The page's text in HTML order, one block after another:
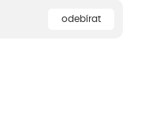
odebírat